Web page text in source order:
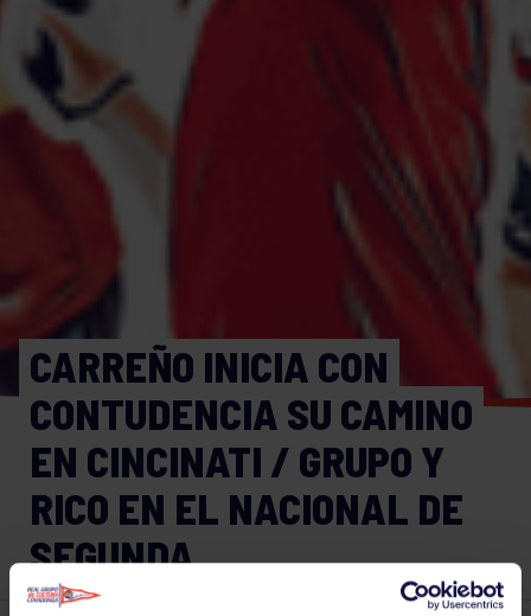
CARREÑO INICIA CON
CONTUDENCIA SU CAMINO
EN CINCINATI / GRUPO Y
RICO EN EL NACIONAL DE
SEGUNDA